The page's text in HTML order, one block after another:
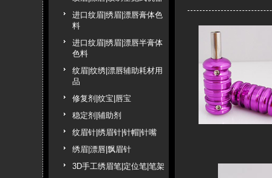
进口纹眉|绣眉|漂唇膏体色
料
进口纹眉|绣眉|漂唇半膏体
色料
纹眉|纹绣|漂唇辅助耗材用
品
修复剂|纹宝|唇宝
稳定剂|辅助剂
纹眉针|绣眉针|针帽|针嘴
绣眉|漂唇|飘眉针
3D手工绣眉笔|定位笔|笔架